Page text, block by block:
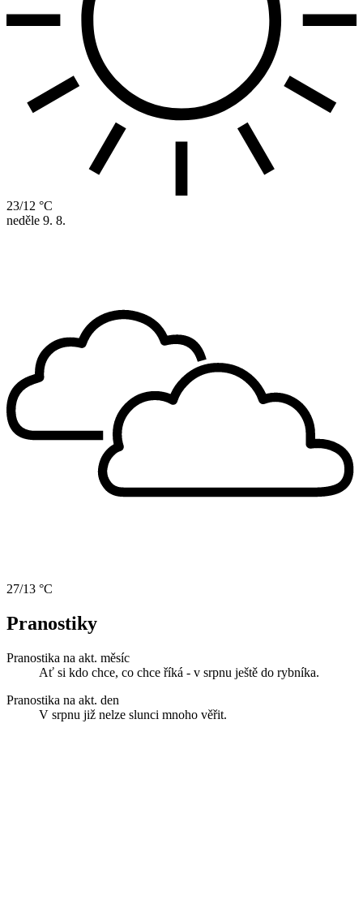
23/12 °C
neděle 9. 8.
27/13 °C
Pranostiky
Pranostika na akt. měsíc
Ať si kdo chce, co chce říká - v srpnu ještě do rybníka.
Pranostika na akt. den
V srpnu již nelze slunci mnoho věřit.